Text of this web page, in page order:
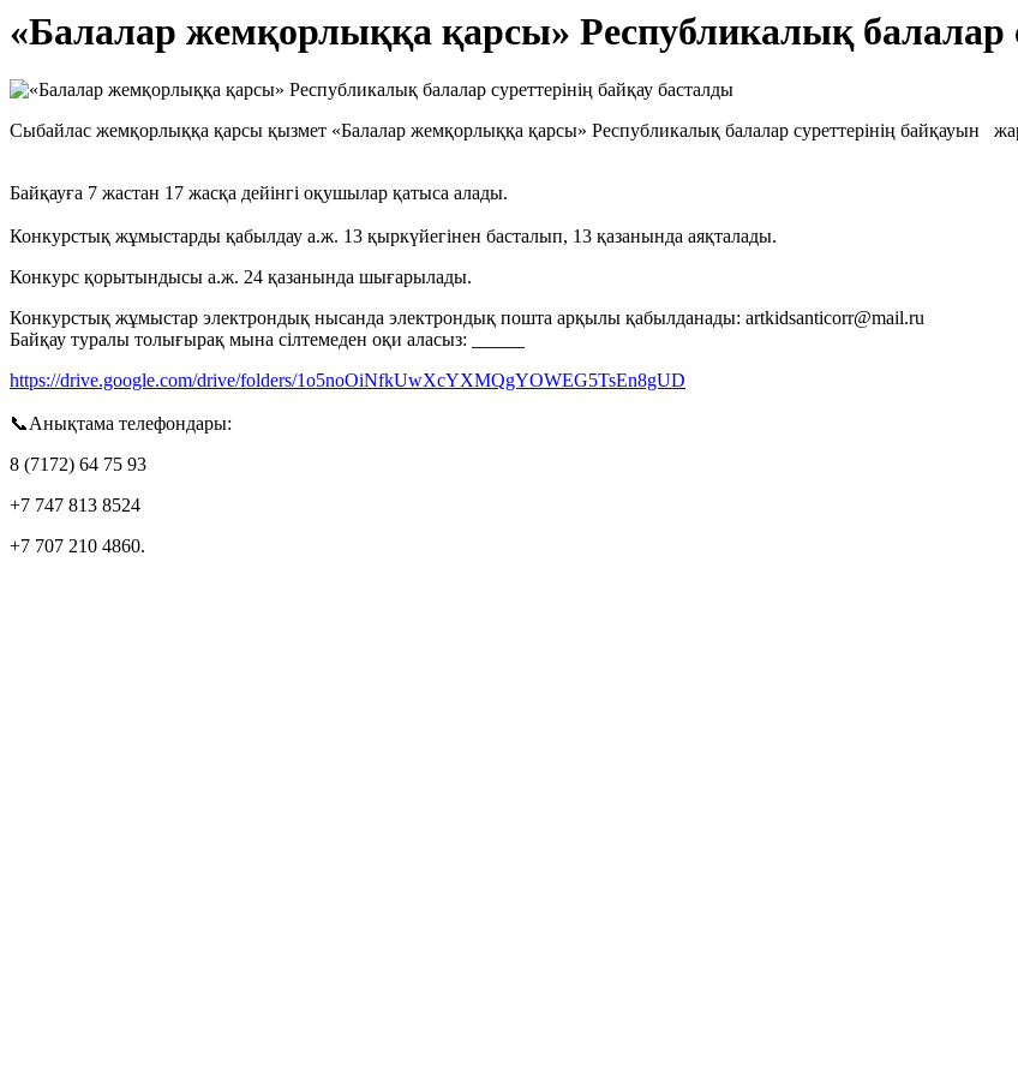
«Балалар жемқорлыққа қарсы» Республикалық балалар
Сыбайлас жемқорлыққа қарсы қызмет «Балалар жемқорлыққа қарсы» Республикалық балалар суреттерінің байқауын
Байқауға 7 жастан 17 жасқа дейінгі оқушылар қатыса алады.
Конкурстық жұмыстарды қабылдау а.ж. 13 қыркүйегінен басталып, 13 қазанында аяқталады.
Конкурс қорытындысы а.ж. 24 қазанында шығарылады.
Конкурстық жұмыстар электрондық нысанда электрондық пошта арқылы қабылданады: artkidsanticorr@mail.ru
Байқау туралы толығырақ мына сілтемеден оқи аласыз:
https://drive.google.com/drive/folders/1o5noOiNfkUwXcYXMQgYOWEG5TsEn8gUD
📞Анықтама телефондары:
8 (7172) 64 75 93
+7 747 813 8524
+7 707 210 4860.